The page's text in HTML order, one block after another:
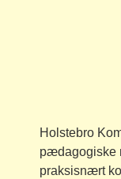
Holstebro
pædagogiske
praksisnært